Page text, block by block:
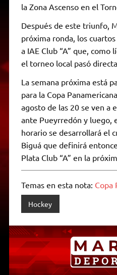
la Zona Ascenso en el
Después de este triunfo,
próxima ronda, los
a IAE Club “A” que, como
el torneo local pasó
La semana próxima está
para la Copa
agosto de las 20 se ven a
ante Pueyrredón y luego,
horario se desarrollará el
Biguá que definirá
Plata Club “A” en la
Temas en esta nota: Copa
Hockey